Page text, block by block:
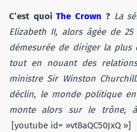
C’est quoiThe Crown ? La
Elizabeth II, alors âgée de
démesurée de diriger la plus
tout en nouant des
ministre Sir Winston
déclin, le monde politique
monte alors sur le trône, à
[youtube id= »vt8aQC50JxQ »]